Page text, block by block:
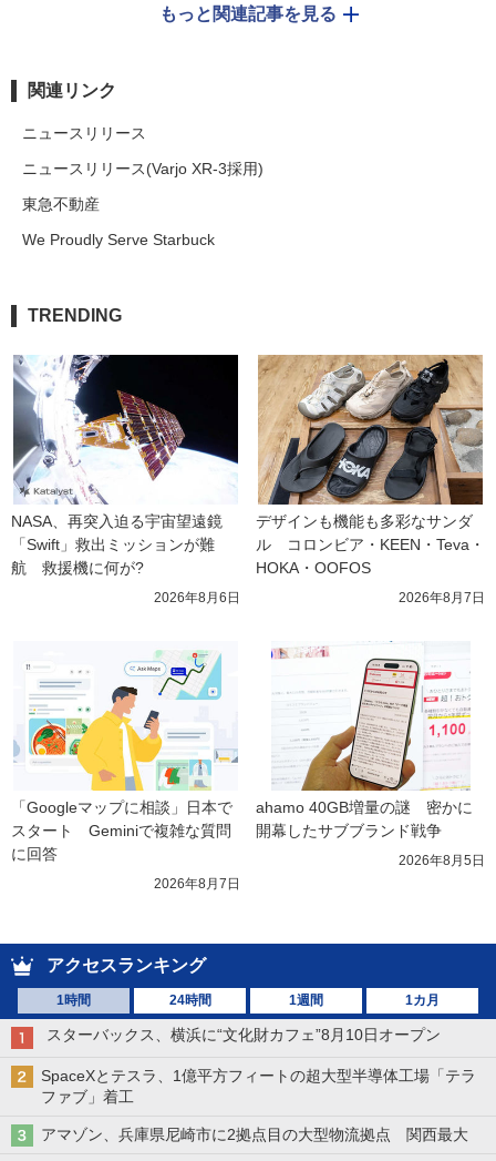
もっと関連記事を見る
関連リンク
ニュースリリース
ニュースリリース(Varjo XR-3採用)
東急不動産
We Proudly Serve Starbuck
TRENDING
NASA、再突入迫る宇宙望遠鏡
「Swift」救出ミッションが難
航　救援機に何が?
2026年8月6日
デザインも機能も多彩なサンダ
ル　コロンビア・KEEN・Teva・
HOKA・OOFOS
2026年8月7日
「Googleマップに相談」日本で
スタート　Geminiで複雑な質問
に回答
2026年8月7日
ahamo 40GB増量の謎　密かに
開幕したサブブランド戦争
2026年8月5日
アクセスランキング
1時間 24時間 1週間 1カ月
スターバックス、横浜に“文化財カフェ”8月10日オープン
SpaceXとテスラ、1億平方フィートの超大型半導体工場「テラ
ファブ」着工
アマゾン、兵庫県尼崎市に2拠点目の大型物流拠点 関西最大